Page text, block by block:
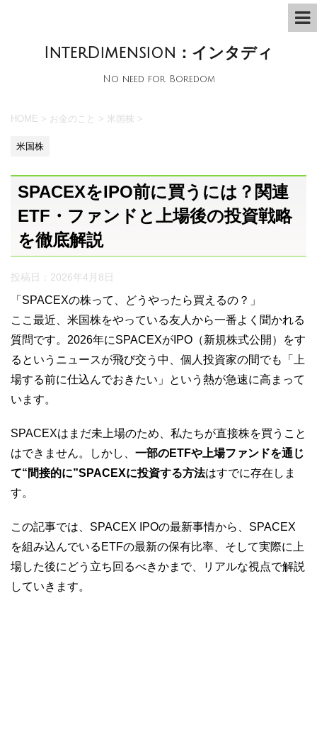
InterDimension：インタディ
No need for Boredom
HOME > お金のこと > 米国株 >
米国株
SPACEXをIPO前に買うには？関連
ETF・ファンドと上場後の投資戦略
を徹底解説
投稿日： 2026年4月8日
「SPACEXの株って、どうやったら買えるの？」
ここ最近、米国株をやっている友人から一番よく聞かれる
質問です。2026年にSPACEXがIPO（新規株式公開）をす
るというニュースが飛び交う中、個人投資家の間でも「上
場する前に仕込んでおきたい」という熱が急速に高まって
います。
SPACEXはまだ未上場のため、私たちが直接株を買うこと
はできません。しかし、 一部のETFや上場ファンドを通じ
て“間接的に”SPACEXに投資する方法はすでに存在しま
す。
この記事では、SPACEX IPOの最新事情から、SPACEX
を組み込んでいるETFの最新の保有比率、そして実際に上
場した後にどう立ち回るべきかまで、リアルな視点で解説
していきます。